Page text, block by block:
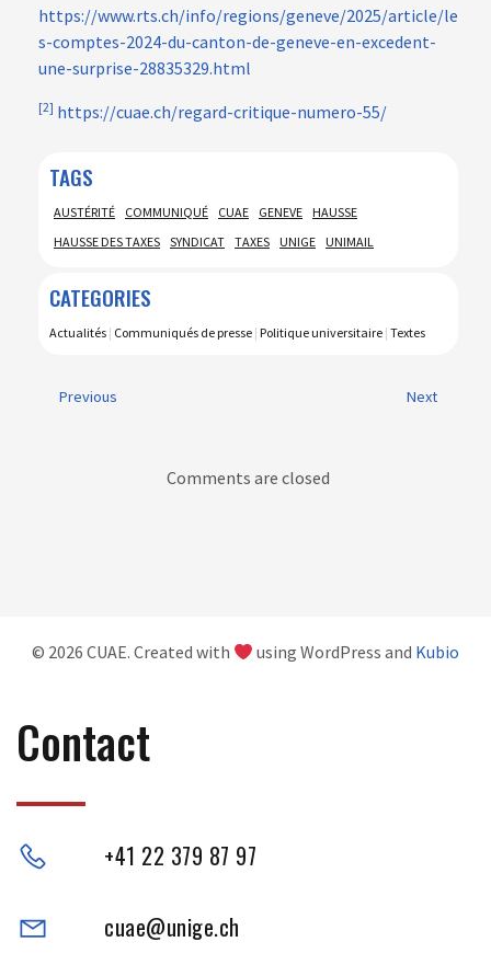
https://www.rts.ch/info/regions/geneve/2025/article/le
s-comptes-2024-du-canton-de-geneve-en-excedent-
une-surprise-28835329.html
[2] https://cuae.ch/regard-critique-numero-55/
TAGS
AUSTÉRITÉ COMMUNIQUÉ CUAE GENEVE
HAUSSE
HAUSSE DES TAXES SYNDICAT TAXES UNIGE UNIMAIL
CATEGORIES
Actualités | Communiqués de presse | Politique universitaire | Textes
Previous Next
Comments are closed
© 2026 CUAE. Created with using WordPress and Kubio
Contact
+41 22 379 87 97
cuae@unige.ch